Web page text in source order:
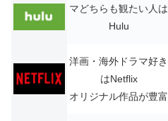
マどちらも観たい人は
Hulu
洋画・海外ドラマ好き
はNetflix
オリジナル作品が豊富